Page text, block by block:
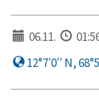
06.11.
12°7′0′′ N,